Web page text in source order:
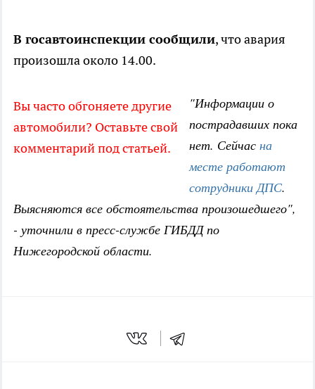
В госавтоинспекции сообщили, что авария
произошла около 14.00.
Вы часто обгоняете другие
автомобили? Оставьте свой
комментарий под статьей.
"Информации о
пострадавших пока
нет. Сейчас на
месте работают
сотрудники ДПС.
Выясняются все обстоятельства произошедшего",
- уточнили в пресс-службе ГИБДД по
Нижегородской области.